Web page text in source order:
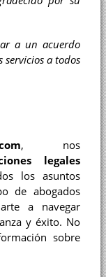
a un acuerdo
servicios a todos
, nos
legales
los asuntos
de abogados
a navegar
y éxito. No
sobre